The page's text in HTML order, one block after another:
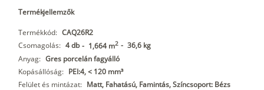
Termékjellemzők
Termékkód: CAQ26R2
Csomagolás: 4 db - 1,664 m2 - 36,6 kg
Anyag: Gres porcelán fagyálló
Kopásállóság: PEI:4, < 120 mm³
Felület és mintázat: Matt, Fahatású, Famintás, Színcsoport: Bézs